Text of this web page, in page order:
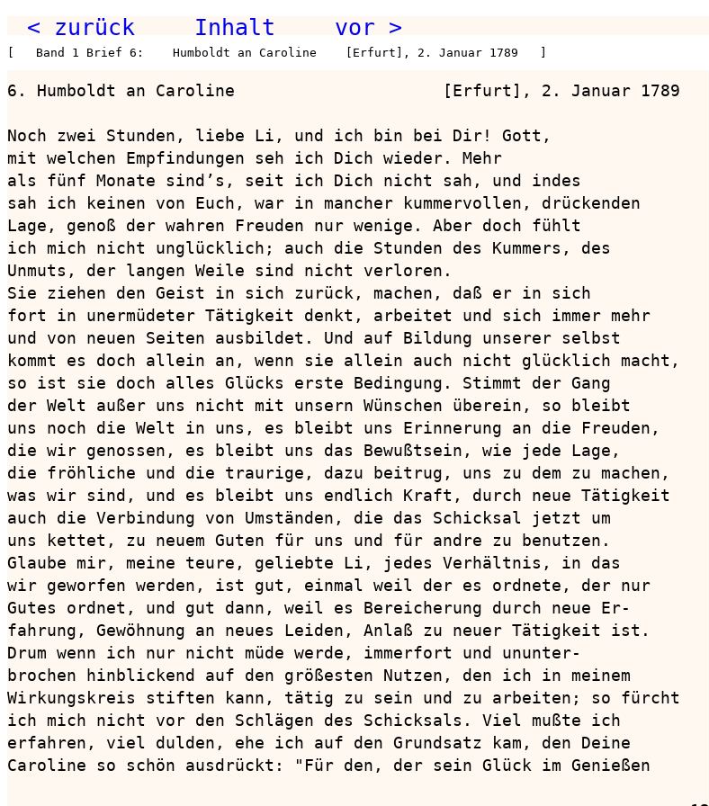
< zurück Inhalt vor >
[   Band 1 Brief 6:    Humboldt an Caroline    [Erfurt], 2. Januar 1789   ]
6. Humboldt an Caroline                     [Erfurt], 2. Januar 1789
Noch zwei Stunden, liebe Li, und ich bin bei Dir! Gott,
mit welchen Empfindungen seh ich Dich wieder. Mehr
als fünf Monate sind’s, seit ich Dich nicht sah, und indes
sah ich keinen von Euch, war in mancher kummervollen, drückenden
Lage, genoß der wahren Freuden nur wenige. Aber doch fühlt
ich mich nicht unglücklich; auch die Stunden des Kummers, des
Unmuts, der langen Weile sind nicht verloren.
Sie ziehen den Geist in sich zurück, machen, daß er in sich
fort in unermüdeter Tätigkeit denkt, arbeitet und sich immer mehr
und von neuen Seiten ausbildet. Und auf Bildung unserer selbst
kommt es doch allein an, wenn sie allein auch nicht glücklich macht,
so ist sie doch alles Glücks erste Bedingung. Stimmt der Gang
der Welt außer uns nicht mit unsern Wünschen überein, so bleibt
uns noch die Welt in uns, es bleibt uns Erinnerung an die Freuden,
die wir genossen, es bleibt uns das Bewußtsein, wie jede Lage,
die fröhliche und die traurige, dazu beitrug, uns zu dem zu machen,
was wir sind, und es bleibt uns endlich Kraft, durch neue Tätigkeit
auch die Verbindung von Umständen, die das Schicksal jetzt um
uns kettet, zu neuem Guten für uns und für andre zu benutzen.
Glaube mir, meine teure, geliebte Li, jedes Verhältnis, in das
wir geworfen werden, ist gut, einmal weil der es ordnete, der nur
Gutes ordnet, und gut dann, weil es Bereicherung durch neue Er-
fahrung, Gewöhnung an neues Leiden, Anlaß zu neuer Tätigkeit ist.
Drum wenn ich nur nicht müde werde, immerfort und ununter-
brochen hinblickend auf den größesten Nutzen, den ich in meinem
Wirkungskreis stiften kann, tätig zu sein und zu arbeiten; so fürcht
ich mich nicht vor den Schlägen des Schicksals. Viel mußte ich
erfahren, viel dulden, ehe ich auf den Grundsatz kam, den Deine
Caroline so schön ausdrückt: "Für den, der sein Glück im Genießen